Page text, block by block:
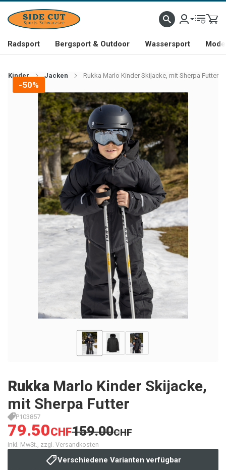
Radsport Bergsport & Outdoor Wassersport
Kinder Jacken Rukka Marlo Kinder Skijacke, mit Sherpa Futter
-50%
Rukka Marlo Kinder Skijacke,
mit Sherpa Futter
P103857
79.50CHF159.00CHF
inkl. MwSt., zzgl. Versandkosten
Verschiedene Varianten verfügbar